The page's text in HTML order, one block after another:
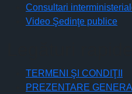
Consultari
Video Şedinţe publice
TERMENI ŞI CONDIŢII
PREZENTARE